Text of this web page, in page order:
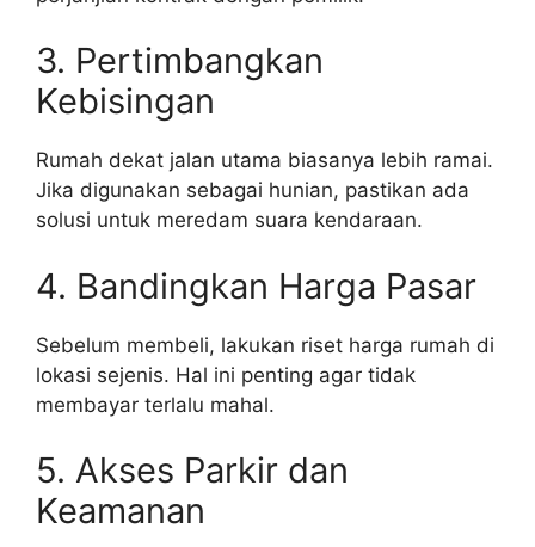
3. Pertimbangkan
Kebisingan
Rumah dekat jalan utama biasanya lebih ramai.
Jika digunakan sebagai hunian, pastikan ada
solusi untuk meredam suara kendaraan.
4. Bandingkan Harga Pasar
Sebelum membeli, lakukan riset harga rumah di
lokasi sejenis. Hal ini penting agar tidak
membayar terlalu mahal.
5. Akses Parkir dan
Keamanan